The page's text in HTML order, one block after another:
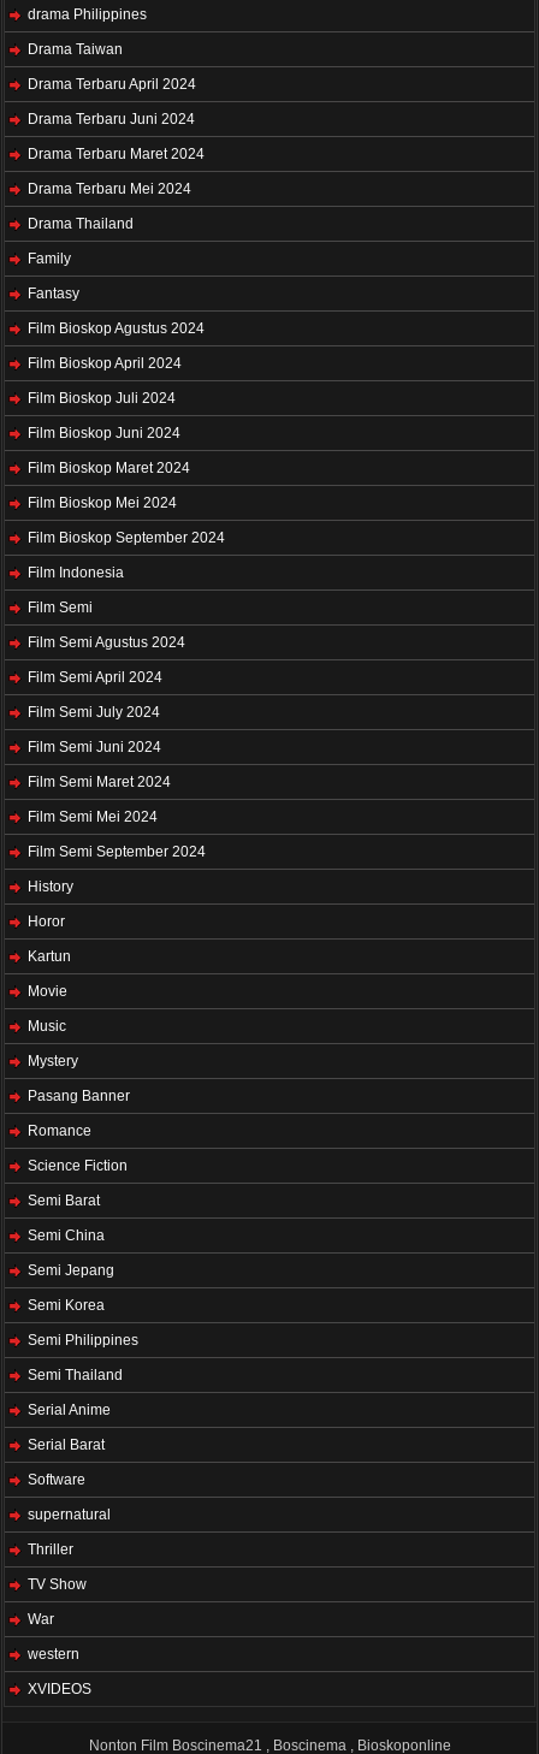
drama Philippines
Drama Taiwan
Drama Terbaru April 2024
Drama Terbaru Juni 2024
Drama Terbaru Maret 2024
Drama Terbaru Mei 2024
Drama Thailand
Family
Fantasy
Film Bioskop Agustus 2024
Film Bioskop April 2024
Film Bioskop Juli 2024
Film Bioskop Juni 2024
Film Bioskop Maret 2024
Film Bioskop Mei 2024
Film Bioskop September 2024
Film Indonesia
Film Semi
Film Semi Agustus 2024
Film Semi April 2024
Film Semi July 2024
Film Semi Juni 2024
Film Semi Maret 2024
Film Semi Mei 2024
Film Semi September 2024
History
Horor
Kartun
Movie
Music
Mystery
Pasang Banner
Romance
Science Fiction
Semi Barat
Semi China
Semi Jepang
Semi Korea
Semi Philippines
Semi Thailand
Serial Anime
Serial Barat
Software
supernatural
Thriller
TV Show
War
western
XVIDEOS
Nonton Film Boscinema21 , Boscinema , Bioskoponline